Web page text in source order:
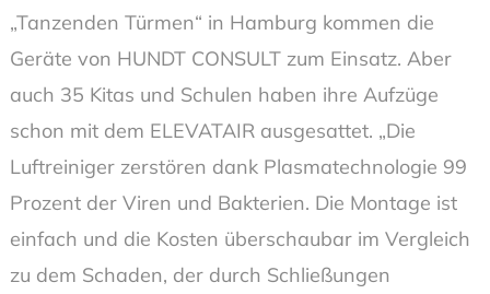
„Tanzenden Türmen“ in Hamburg kommen die
Geräte von HUNDT CONSULT zum Einsatz. Aber
auch 35 Kitas und Schulen haben ihre Aufzüge
schon mit dem ELEVATAIR ausgesattet. „Die
Luftreiniger zerstören dank Plasmatechnologie 99
Prozent der Viren und Bakterien. Die Montage ist
einfach und die Kosten überschaubar im Vergleich
zu dem Schaden, der durch Schließungen